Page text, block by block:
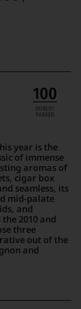
year is the
of immense
aromas of
cigar box
seamless, its
mid-palate
and
2010 and
three
out of the
and